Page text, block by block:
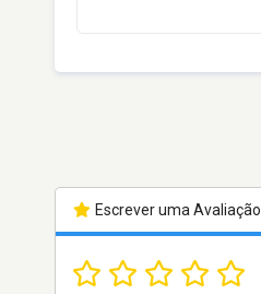
Escrever uma Avaliação